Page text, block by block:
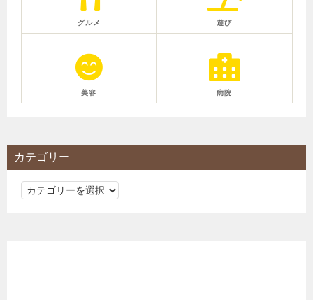
グルメ 遊び
美容 病院
カテゴリー
カ